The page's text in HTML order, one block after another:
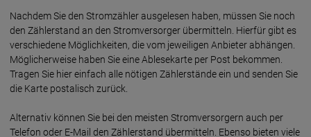
Nachdem Sie den Stromzähler ausge­lesen haben, müssen Sie noch
den Zähler­stand an den Strom­ver­sorger über­mitteln. Hier­für gibt es
ver­schie­dene Möglich­keiten, die vom jewei­ligen Anbie­ter ab­hängen.
Möglicher­weise haben Sie eine Ablese­karte per Post bekommen.
Tragen Sie hier ein­fach alle nötigen Zähler­stände ein und senden Sie
die Karte posta­lisch zurück.
Alternativ können Sie bei den meisten Strom­ver­sorgern auch per
Telefon oder E-Mail den Zähler­stand über­mitteln. Ebenso bieten viele